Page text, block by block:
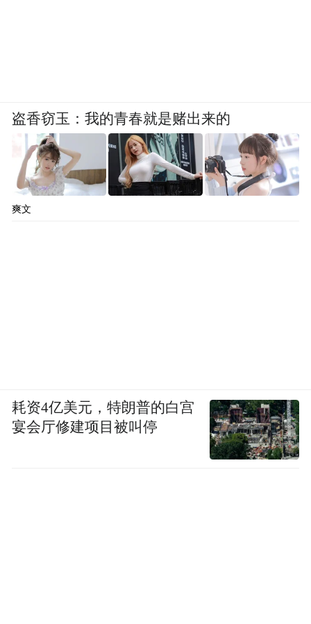
盗香窃玉：我的青春就是赌出来的
爽文
耗资4亿美元，特朗普的白宫
宴会厅修建项目被叫停